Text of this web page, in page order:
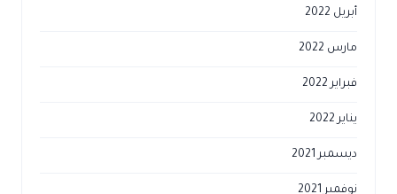
أبريل 2022
مارس 2022
فبراير 2022
يناير 2022
ديسمبر 2021
نوفمبر 2021